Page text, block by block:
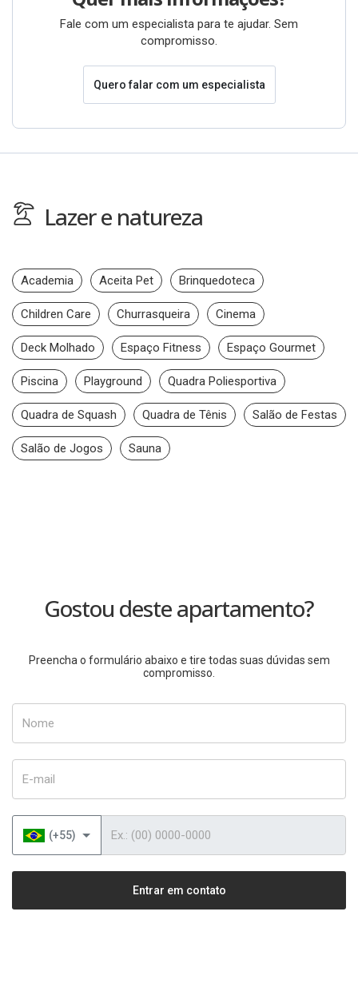
Fale com um especialista para te ajudar. Sem
compromisso.
Quero falar com um especialista
Lazer e natureza
Academia Aceita Pet Brinquedoteca
Children Care Churrasqueira Cinema
Deck Molhado Espaço Fitness Espaço Gourmet
Piscina Playground Quadra Poliesportiva
Quadra de Squash Quadra de Tênis Salão de Festas
Salão de Jogos Sauna
Gostou deste apartamento?
Preencha o formulário abaixo e tire todas suas dúvidas sem
compromisso.
(+55)
Entrar em contato